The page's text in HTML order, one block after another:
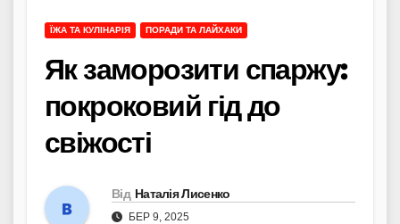
ЇЖА ТА КУЛІНАРІЯ ПОРАДИ ТА ЛАЙХАКИ
Як заморозити спаржу:
покроковий гід до
свіжості
Від Наталія Лисенко
БЕР 9, 2025